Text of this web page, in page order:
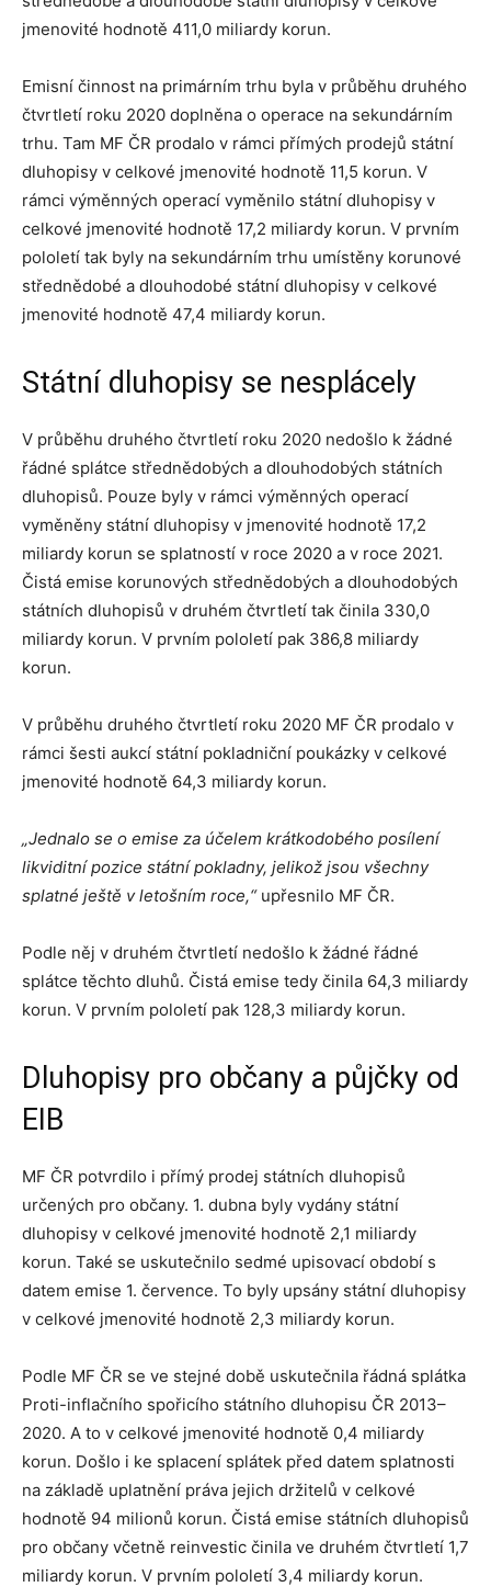
jmenovité hodnotě 411,0 miliardy korun.
Emisní činnost na primárním trhu byla v průběhu druhého
čtvrtletí roku 2020 doplněna o operace na sekundárním
trhu. Tam MF ČR prodalo v rámci přímých prodejů státní
dluhopisy v celkové jmenovité hodnotě 11,5 korun. V
rámci výměnných operací vyměnilo státní dluhopisy v
celkové jmenovité hodnotě 17,2 miliardy korun. V prvním
pololetí tak byly na sekundárním trhu umístěny korunové
střednědobé a dlouhodobé státní dluhopisy v celkové
jmenovité hodnotě 47,4 miliardy korun.
Státní dluhopisy se nesplácely
V průběhu druhého čtvrtletí roku 2020 nedošlo k žádné
řádné splátce střednědobých a dlouhodobých státních
dluhopisů. Pouze byly v rámci výměnných operací
vyměněny státní dluhopisy v jmenovité hodnotě 17,2
miliardy korun se splatností v roce 2020 a v roce 2021.
Čistá emise korunových střednědobých a dlouhodobých
státních dluhopisů v druhém čtvrtletí tak činila 330,0
miliardy korun. V prvním pololetí pak 386,8 miliardy
korun.
V průběhu druhého čtvrtletí roku 2020 MF ČR prodalo v
rámci šesti aukcí státní pokladniční poukázky v celkové
jmenovité hodnotě 64,3 miliardy korun.
„Jednalo se o emise za účelem krátkodobého posílení
likviditní pozice státní pokladny, jelikož jsou všechny
splatné ještě v letošním roce,“ upřesnilo MF ČR.
Podle něj v druhém čtvrtletí nedošlo k žádné řádné
splátce těchto dluhů. Čistá emise tedy činila 64,3 miliardy
korun. V prvním pololetí pak 128,3 miliardy korun.
Dluhopisy pro občany a půjčky od
EIB
MF ČR potvrdilo i přímý prodej státních dluhopisů
určených pro občany. 1. dubna byly vydány státní
dluhopisy v celkové jmenovité hodnotě 2,1 miliardy
korun. Také se uskutečnilo sedmé upisovací období s
datem emise 1. července. To byly upsány státní dluhopisy
v celkové jmenovité hodnotě 2,3 miliardy korun.
Podle MF ČR se ve stejné době uskutečnila řádná splátka
Proti-inflačního spořicího státního dluhopisu ČR 2013–
2020. A to v celkové jmenovité hodnotě 0,4 miliardy
korun. Došlo i ke splacení splátek před datem splatnosti
na základě uplatnění práva jejich držitelů v celkové
hodnotě 94 milionů korun. Čistá emise státních dluhopisů
pro občany včetně reinvestic činila ve druhém čtvrtletí 1,7
miliardy korun. V prvním pololetí 3,4 miliardy korun.